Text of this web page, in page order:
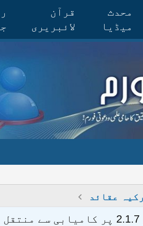
محدث
میڈیا
قرآن
لائبریری
عقائد
الحمدللہ محدث فورم کو نئےسافٹ ویئر